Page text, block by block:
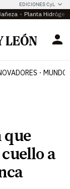
EDICIONES CyL
Planta
MUNDO
que
a